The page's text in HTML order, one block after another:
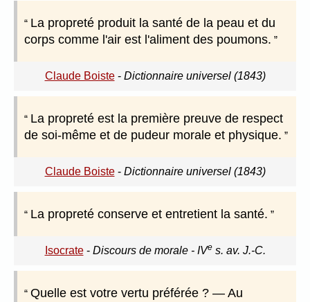
La propreté produit la santé de la peau et du
corps comme l'air est l'aliment des poumons.
Claude Boiste- Dictionnaire universel (1843)
La propreté est la première preuve de respect
de soi-même et de pudeur morale et physique.
Claude Boiste- Dictionnaire universel (1843)
La propreté conserve et entretient la santé.
Isocrate- Discours de morale - IVes. av. J.-C.
Quelle est votre vertu préférée ? — Au